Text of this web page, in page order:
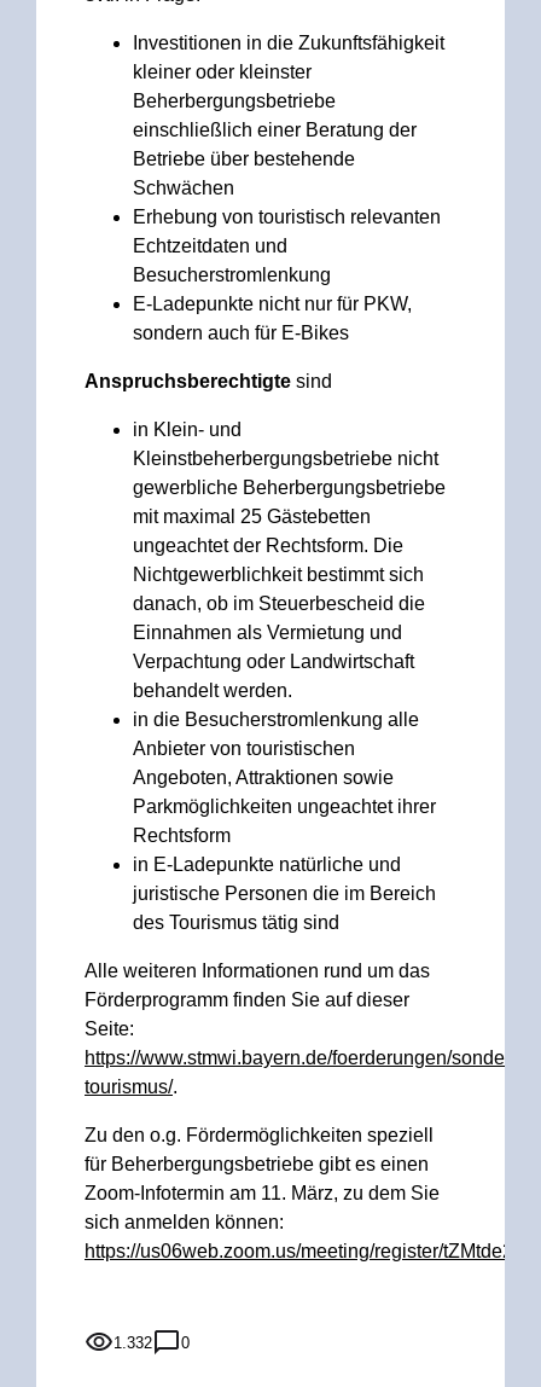
Investitionen in die Zukunftsfähigkeit
kleiner oder kleinster
Beherbergungsbetriebe
einschließlich einer Beratung der
Betriebe über bestehende
Schwächen
Erhebung von touristisch relevanten
Echtzeitdaten und
Besucherstromlenkung
E-Ladepunkte nicht nur für PKW,
sondern auch für E-Bikes
Anspruchsberechtigte sind
in Klein- und
Kleinstbeherbergungsbetriebe nicht
gewerbliche Beherbergungsbetriebe
mit maximal 25 Gästebetten
ungeachtet der Rechtsform. Die
Nichtgewerblichkeit bestimmt sich
danach, ob im Steuerbescheid die
Einnahmen als Vermietung und
Verpachtung oder Landwirtschaft
behandelt werden.
in die Besucherstromlenkung alle
Anbieter von touristischen
Angeboten, Attraktionen sowie
Parkmöglichkeiten ungeachtet ihrer
Rechtsform
in E-Ladepunkte natürliche und
juristische Personen die im Bereich
des Tourismus tätig sind
Alle weiteren Informationen rund um das
Förderprogramm finden Sie auf dieser
Seite:
https://www.stmwi.bayern.de/foerderungen/
tourismus/.
Zu den o.g. Fördermöglichkeiten speziell
für Beherbergungsbetriebe gibt es einen
Zoom-Infotermin am 11. März, zu dem Sie
sich anmelden können:
https://us06web.zoom.us/meeting/register/
1.332 0